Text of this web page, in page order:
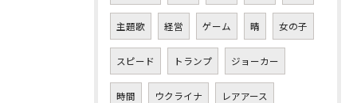
主題歌 経営 ゲーム 晴 女の子
スピード トランプ ジョーカー
時間 ウクライナ レアアース